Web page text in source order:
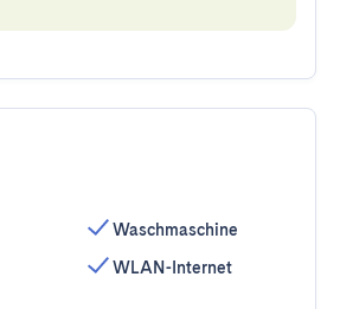
Waschmaschine
WLAN-Internet